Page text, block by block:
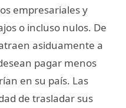
empresariales y
o incluso nulos. De
asiduamente a
pagar menos
en su país. Las
de trasladar sus